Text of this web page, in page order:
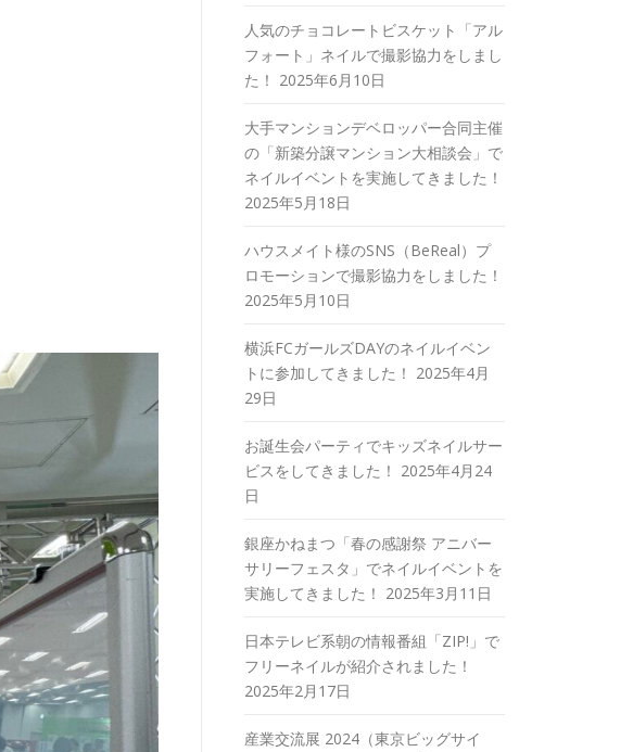
人気のチョコレートビスケット「アル
フォート」ネイルで撮影協力をしまし
た！ 2025年6月10日
大手マンションデベロッパー合同主催
の「新築分譲マンション大相談会」で
ネイルイベントを実施してきました！
2025年5月18日
ハウスメイト様のSNS（BeReal）プ
ロモーションで撮影協力をしました！
2025年5月10日
横浜FCガールズDAYのネイルイベン
トに参加してきました！ 2025年4月
29日
お誕生会パーティでキッズネイルサー
ビスをしてきました！ 2025年4月24
日
銀座かねまつ「春の感謝祭 アニバー
サリーフェスタ」でネイルイベントを
実施してきました！ 2025年3月11日
日本テレビ系朝の情報番組「ZIP!」で
フリーネイルが紹介されました！
2025年2月17日
産業交流展 2024（東京ビッグサイ